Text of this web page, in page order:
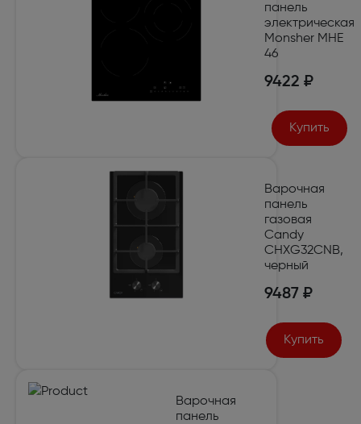
панель
электрическая
Monsher MHE
46
9422 ₽
Купить
Варочная
панель
газовая
Candy
CHXG32CNB,
черный
9487 ₽
Купить
Варочная
панель